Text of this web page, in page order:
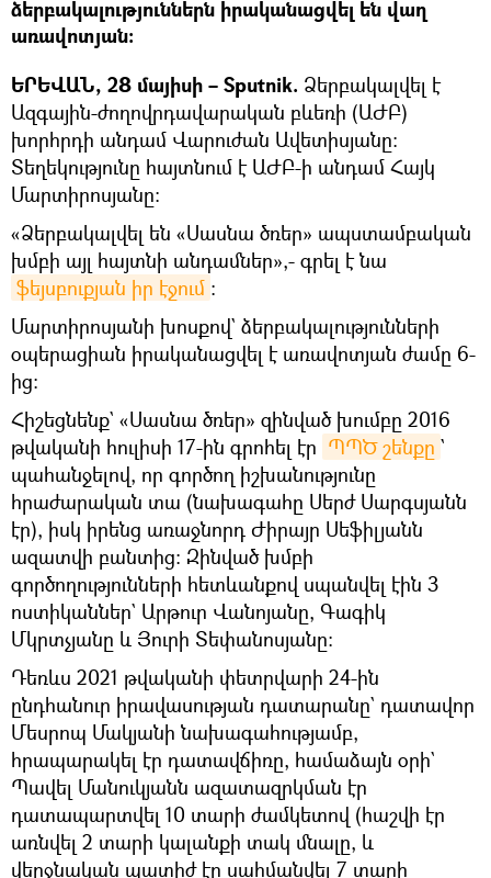
ձերբակալություններն իրականացվել են վաղ
առավոտյան։
ԵՐԵՎԱՆ, 28 մայիսի – Sputnik. Ձերբակալվել է
Ազգային-ժողովրդավարական բևեռի (ԱԺԲ)
խորհրդի անդամ Վարուժան Ավետիսյանը։
Տեղեկությունը հայտնում է ԱԺԲ-ի անդամ Հայկ
Մարտիրոսյանը։
«Ձերբակալվել են «Սասնա ծռեր» ապստամբական
խմբի այլ հայտնի անդամներ»,- գրել է նա
ֆեյսբուքյան իր էջում ։
Մարտիրոսյանի խոսքով` ձերբակալությունների
օպերացիան իրականացվել է առավոտյան ժամը 6-
ից։
Հիշեցնենք` «Սասնա ծռեր» զինված խումբը 2016
թվականի հուլիսի 17-ին գրոհել էր ՊՊԾ շենքը `
պահանջելով, որ գործող իշխանությունը
հրաժարական տա (նախագահը Սերժ Սարգսյանն
էր), իսկ իրենց առաջնորդ Ժիրայր Սեֆիլյանն
ազատվի բանտից։ Զինված խմբի
գործողությունների հետևանքով սպանվել էին 3
ոստիկաններ` Արթուր Վանոյանը, Գագիկ
Մկրտչյանը և Յուրի Տեփանոսյանը։
Դեռևս 2021 թվականի փետրվարի 24-ին
ընդհանուր իրավասության դատարանը` դատավոր
Մեսրոպ Մակյանի նախագահությամբ,
հրապարակել էր դատավճիռը, համաձայն օրի`
Պավել Մանուկյանն ազատազրկման էր
դատապարտվել 10 տարի ժամկետով (հաշվի էր
առնվել 2 տարի կալանքի տակ մնալը, և
վերջնական պատիժ էր սահմանվել 7 տարի